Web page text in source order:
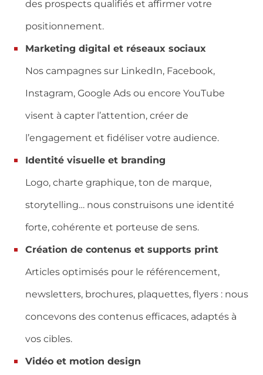
des prospects qualifiés et affirmer votre
positionnement.
Marketing digital et réseaux sociaux
Nos campagnes sur LinkedIn, Facebook,
Instagram, Google Ads ou encore YouTube
visent à capter l’attention, créer de
l’engagement et fidéliser votre audience.
Identité visuelle et branding
Logo, charte graphique, ton de marque,
storytelling… nous construisons une identité
forte, cohérente et porteuse de sens.
Création de contenus et supports print
Articles optimisés pour le référencement,
newsletters, brochures, plaquettes, flyers : nous
concevons des contenus efficaces, adaptés à
vos cibles.
Vidéo et motion design